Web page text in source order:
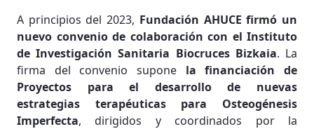
A principios del 2023, Fundación AHUCE firmó un
nuevo convenio de colaboración con el Instituto
de Investigación Sanitaria Biocruces Bizkaia. La
firma del convenio supone la financiación de
Proyectos para el desarrollo de nuevas
estrategias terapéuticas para Osteogénesis
Imperfecta, dirigidos y coordinados por la